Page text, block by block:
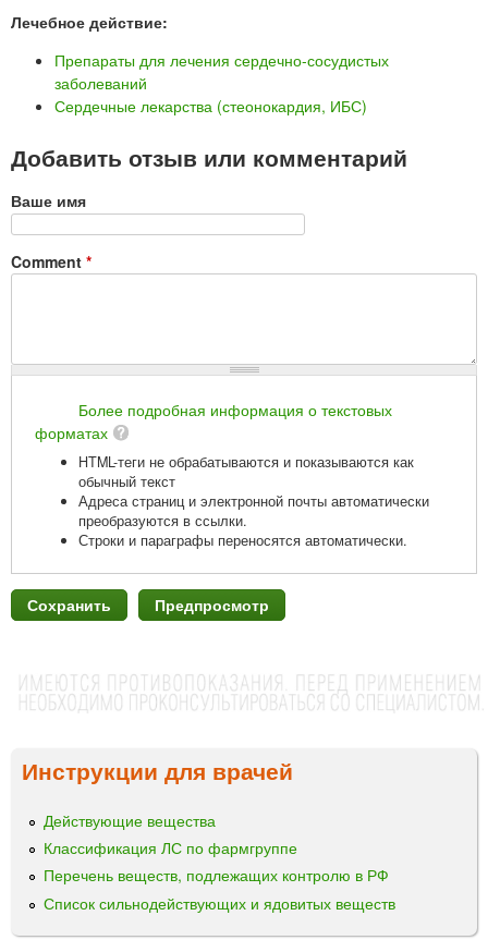
Лечебное действие:
Препараты для лечения сердечно-сосудистых
заболеваний
Сердечные лекарства (стеонокардия, ИБС)
Добавить отзыв или комментарий
Ваше имя
Comment *
Более подробная информация о текстовых
форматах
HTML-теги не обрабатываются и показываются как
обычный текст
Адреса страниц и электронной почты автоматически
преобразуются в ссылки.
Строки и параграфы переносятся автоматически.
Инструкции для врачей
Действующие вещества
Классификация ЛС по фармгруппе
Перечень веществ, подлежащих контролю в РФ
Список сильнодействующих и ядовитых веществ